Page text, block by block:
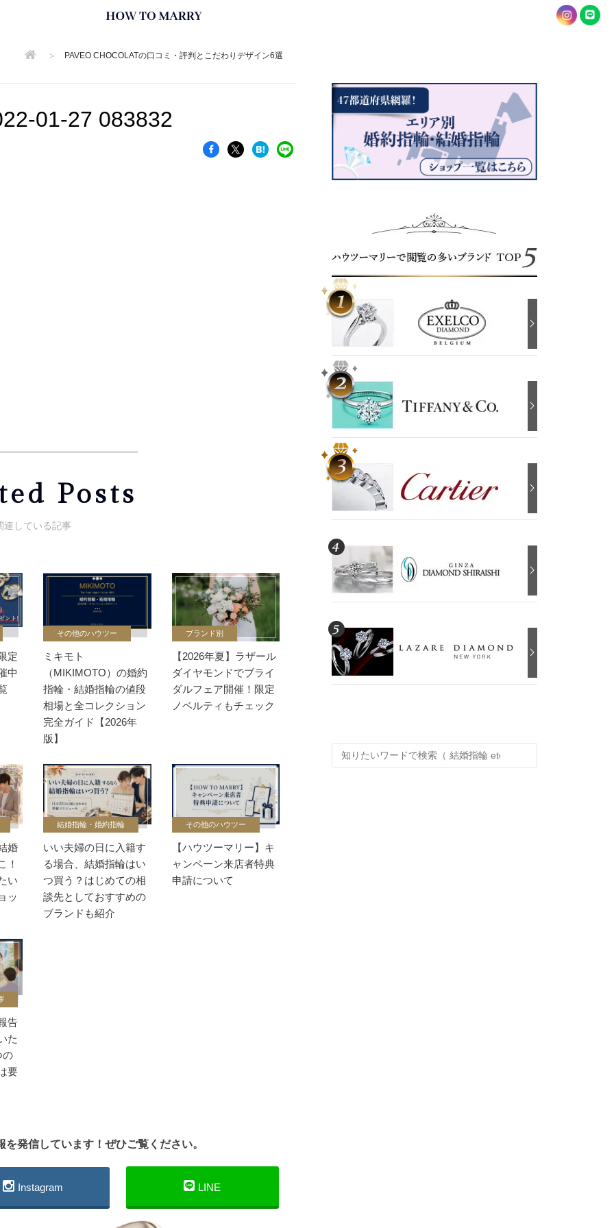
> PAVEO CHOCOLATの口コミ・評判とこだわりデザイン6選
01-27 083832
Posts
定
中
その他のハウツー
ミキモト
（MIKIMOTO）の婚約
指輪・結婚指輪の値段
相場と全コレクション
完全ガイド【2026年
版】
ブランド別
【2026年夏】ラザール
ダイヤモンドでブライ
ダルフェア開催！限定
ノベルティもチェック
婚
！
い
ッ
結婚指輪・婚約指輪
いい夫婦の日に入籍す
る場合、結婚指輪はい
つ買う？はじめての相
談先としておすすめの
ブランドも紹介
その他のハウツー
【ハウツーマリー】キ
ャンペーン来店者特典
申請について
告
た
の
要
発信しています！ぜひご覧ください。
Instagram LINE